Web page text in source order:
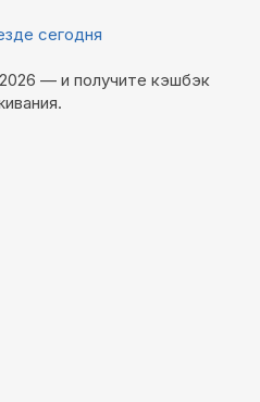
сегодня
— и получите кэшбэк